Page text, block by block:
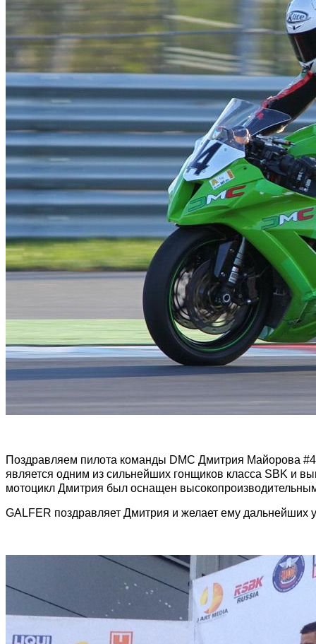
Поздравляем пилота команды DMC Дмитрия Майорова
является одним из сильнейших гонщиков класса SBK и
мотоцикл Дмитрия был оснащен
GALFER поздравляет Дмитрия и желает ему дальнейших